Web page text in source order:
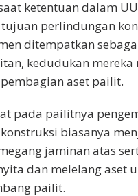
ketentuan dalam
perlindungan
ditempatkan
kedudukan
aset pailit.
pada pailitnya
biasanya
jaminan atas
dan melelang aset
pailit.